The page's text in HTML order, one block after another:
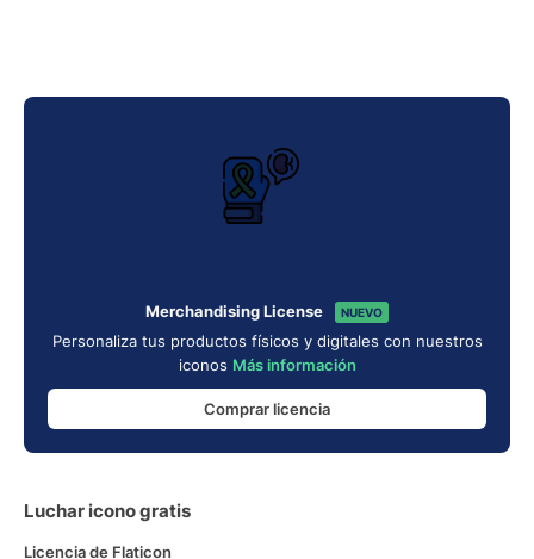
Merchandising License NUEVO
Personaliza tus productos físicos y digitales con nuestros
iconos Más información
Comprar licencia
Luchar icono gratis
Licencia de Flaticon